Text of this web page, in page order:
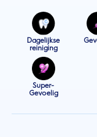
Dagelijkse
reiniging
Super-
Gevoelig